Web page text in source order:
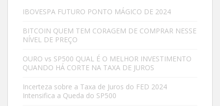
IBOVESPA FUTURO PONTO MÁGICO DE 2024
BITCOIN QUEM TEM CORAGEM DE COMPRAR NESSE
NÍVEL DE PREÇO
OURO vs SP500 QUAL É O MELHOR INVESTIMENTO
QUANDO HÁ CORTE NA TAXA DE JUROS
Incerteza sobre a Taxa de Juros do FED 2024
Intensifica a Queda do SP500